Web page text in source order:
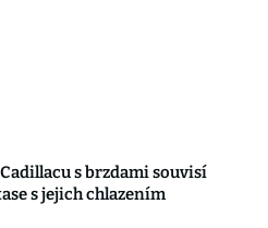
s brzdami souvisí
s jejich chlazením